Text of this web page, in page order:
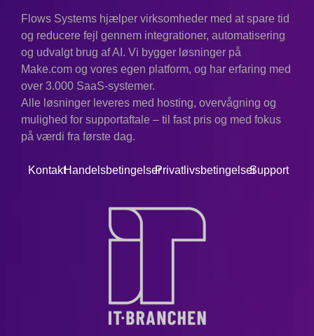
Flows Systems hjælper virksomheder med at spare tid
og reducere fejl gennem integrationer, automatisering
og udvalgt brug af AI. Vi bygger løsninger på
Make.com og vores egen platform, og har erfaring med
over 3.000 SaaS-systemer.
Alle løsninger leveres med hosting, overvågning og
mulighed for supportaftale – til fast pris og med fokus
på værdi fra første dag.
KontaktHandelsbetingelserPrivatlivsbetingelserSupport